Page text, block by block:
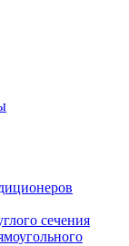
сечения